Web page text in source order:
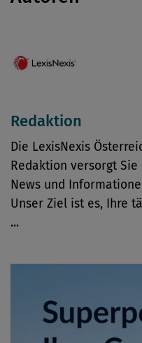
Redaktion
Die LexisNexis
Redaktion versorgt
News und
Unser Ziel ist es, Ihre
...